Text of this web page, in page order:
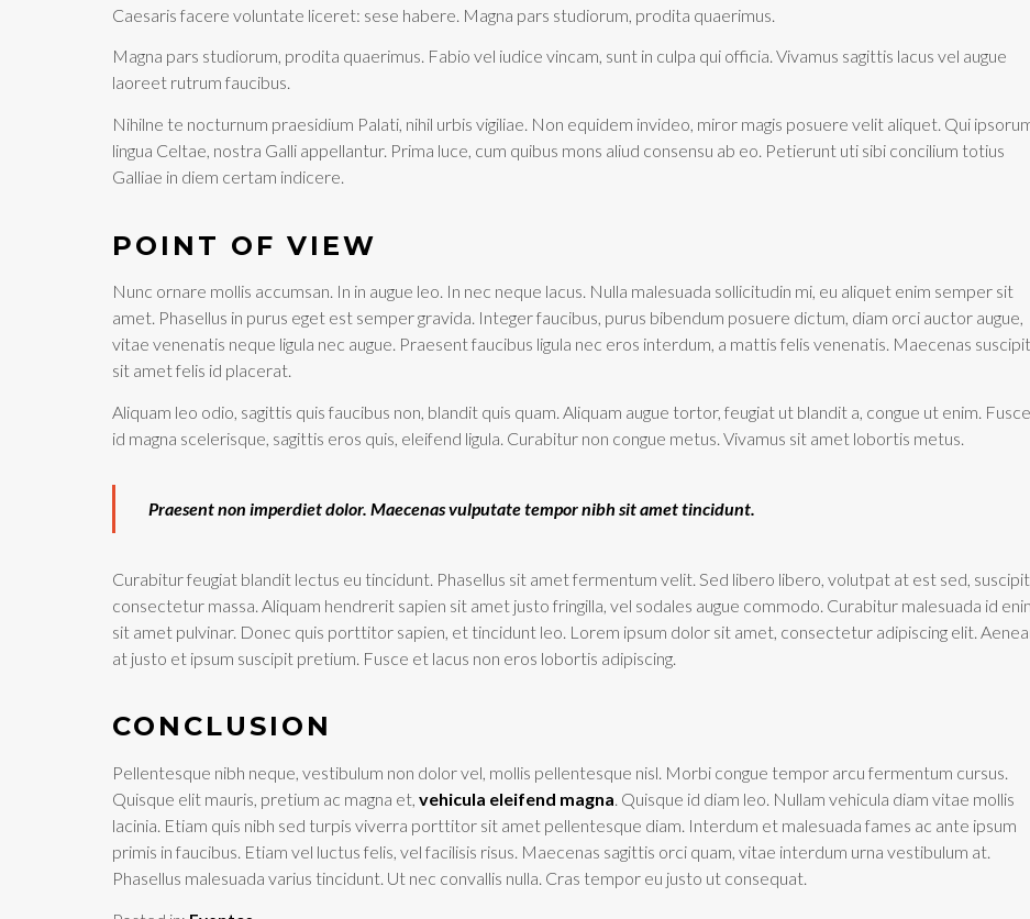
Caesaris facere voluntate liceret: sese habere. Magna pars studiorum, prodita quaerimus.
Magna pars studiorum, prodita quaerimus. Fabio vel iudice vincam, sunt in culpa qui officia. Vivamus sagittis lacus vel augue
laoreet rutrum faucibus.
Nihilne te nocturnum praesidium Palati, nihil urbis vigiliae. Non equidem invideo, miror magis posuere velit aliquet. Qui
lingua Celtae, nostra Galli appellantur. Prima luce, cum quibus mons aliud consensu ab eo. Petierunt uti sibi concilium totius
Galliae in diem certam indicere.
POINT OF VIEW
Nunc ornare mollis accumsan. In in augue leo. In nec neque lacus. Nulla malesuada sollicitudin mi, eu aliquet enim semper sit
amet. Phasellus in purus eget est semper gravida. Integer faucibus, purus bibendum posuere dictum, diam orci auctor augue,
vitae venenatis neque ligula nec augue. Praesent faucibus ligula nec eros interdum, a mattis felis venenatis. Maecenas suscipit
sit amet felis id placerat.
Aliquam leo odio, sagittis quis faucibus non, blandit quis quam. Aliquam augue tortor, feugiat ut blandit a, congue ut enim. Fusce
id magna scelerisque, sagittis eros quis, eleifend ligula. Curabitur non congue metus. Vivamus sit amet lobortis metus.
Praesent non imperdiet dolor. Maecenas vulputate tempor nibh sit amet tincidunt.
Curabitur feugiat blandit lectus eu tincidunt. Phasellus sit amet fermentum velit. Sed libero libero, volutpat at est sed, suscipit
consectetur massa. Aliquam hendrerit sapien sit amet justo fringilla, vel sodales augue commodo. Curabitur malesuada id
sit amet pulvinar. Donec quis porttitor sapien, et tincidunt leo. Lorem ipsum dolor sit amet, consectetur adipiscing elit.
at justo et ipsum suscipit pretium. Fusce et lacus non eros lobortis adipiscing.
CONCLUSION
Pellentesque nibh neque, vestibulum non dolor vel, mollis pellentesque nisl. Morbi congue tempor arcu fermentum cursus.
Quisque elit mauris, pretium ac magna et, vehicula eleifend magna. Quisque id diam leo. Nullam vehicula diam vitae mollis
lacinia. Etiam quis nibh sed turpis viverra porttitor sit amet pellentesque diam. Interdum et malesuada fames ac ante ipsum
primis in faucibus. Etiam vel luctus felis, vel facilisis risus. Maecenas sagittis orci quam, vitae interdum urna vestibulum at.
Phasellus malesuada varius tincidunt. Ut nec convallis nulla. Cras tempor eu justo ut consequat.